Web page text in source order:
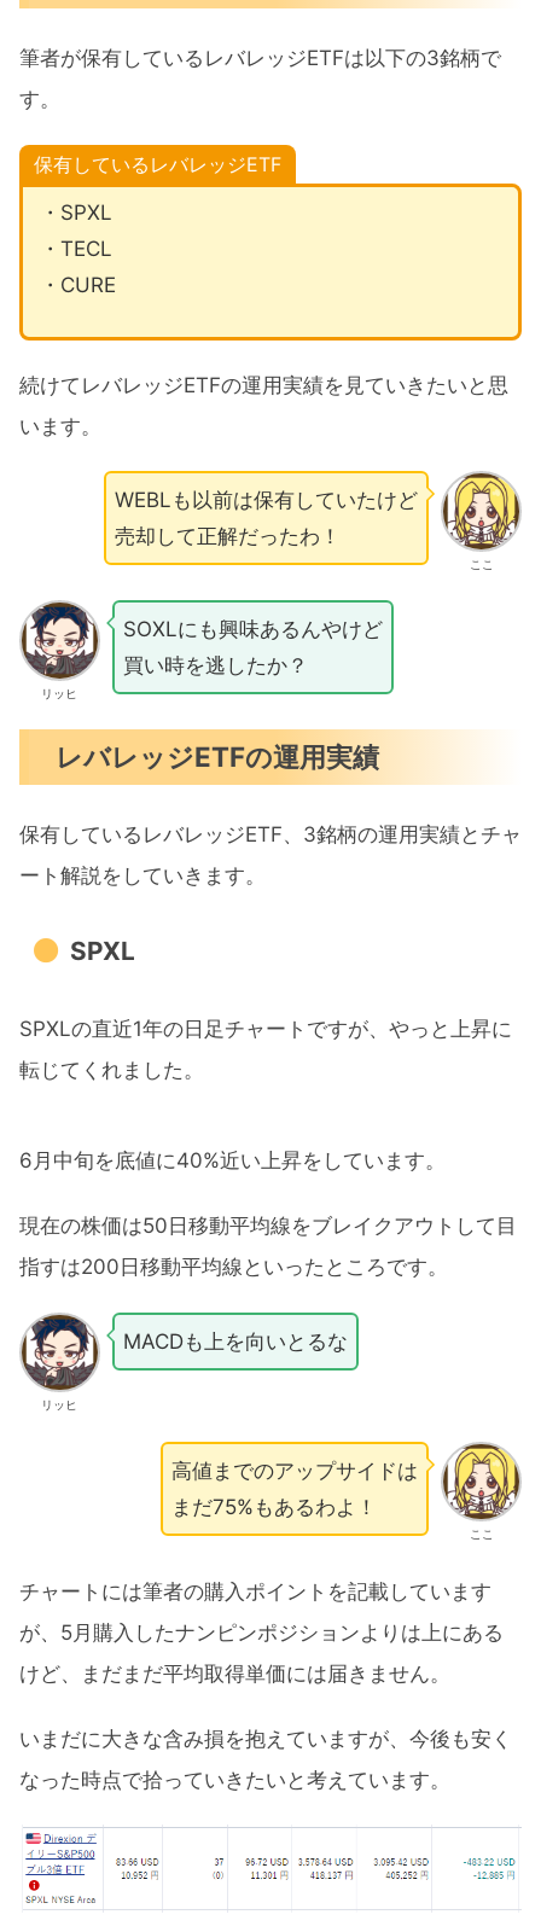
筆者が保有しているレバレッジETFは以下の3銘柄で
す。
保有しているレバレッジETF
・SPXL
・TECL
・CURE
続けてレバレッジETFの運用実績を見ていきたいと思
います。
ここ
WEBLも以前は保有していたけど
売却して正解だったわ！
リッヒ
SOXLにも興味あるんやけど
買い時を逃したか？
レバレッジETFの運用実績
保有しているレバレッジETF、3銘柄の運用実績とチャ
ート解説をしていきます。
SPXL
SPXLの直近1年の日足チャートですが、やっと上昇に
転じてくれました。
6月中旬を底値に40%近い上昇をしています。
現在の株価は50日移動平均線をブレイクアウトして目
指すは200日移動平均線といったところです。
リッヒ
MACDも上を向いとるな
ここ
高値までのアップサイドは
まだ75%もあるわよ！
チャートには筆者の購入ポイントを記載しています
が、5月購入したナンピンポジションよりは上にある
けど、まだまだ平均取得単価には届きません。
いまだに大きな含み損を抱えていますが、今後も安く
なった時点で拾っていきたいと考えています。